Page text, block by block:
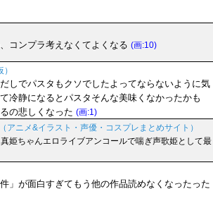
コンプラ考えなくてよくなる (画:10)
しでパスタもクソでしたよってならないように気
冷静になるとパスタそんな美味くなかったかも
の悲しくなった (画:1)
アニメ&イラスト・声優・コスプレまとめサイト）
真姫ちゃんエロライブアンコールで喘ぎ声歌姫として最
」が面白すぎてもう他の作品読めなくなったった